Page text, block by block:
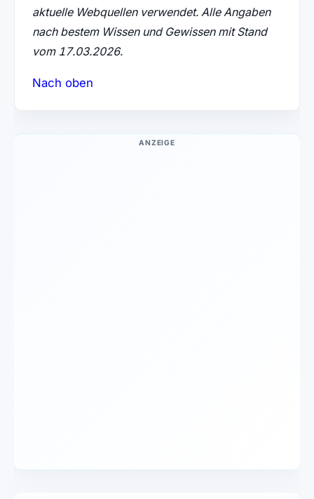
aktuelle Webquellen verwendet. Alle Angaben
nach bestem Wissen und Gewissen mit Stand
vom 17.03.2026.
Nach oben
ANZEIGE